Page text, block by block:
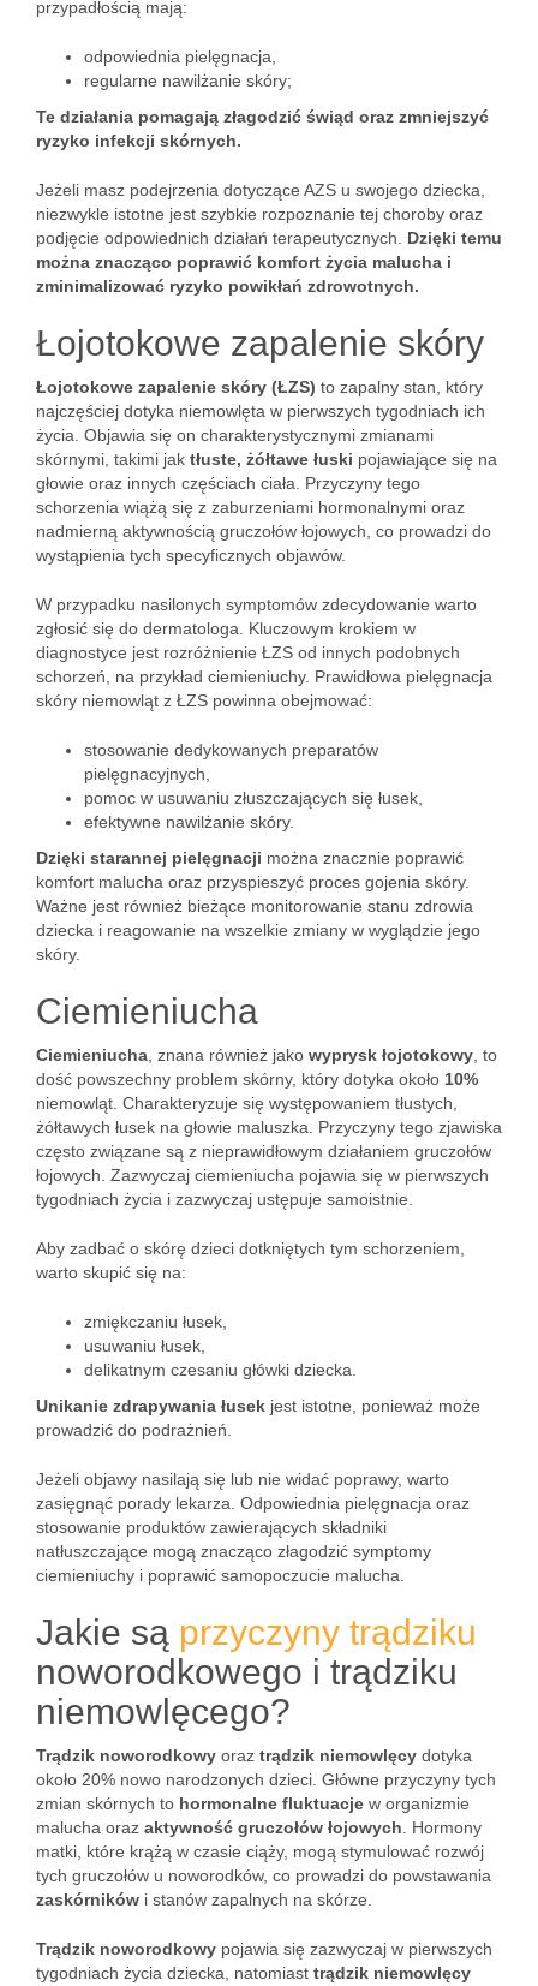
przypadłością mają:
odpowiednia pielęgnacja,
regularne nawilżanie skóry;
Te działania pomagają złagodzić świąd oraz zmniejszyć
ryzyko infekcji skórnych.
Jeżeli masz podejrzenia dotyczące AZS u swojego dziecka,
niezwykle istotne jest szybkie rozpoznanie tej choroby oraz
podjęcie odpowiednich działań terapeutycznych. Dzięki temu
można znacząco poprawić komfort życia malucha i
zminimalizować ryzyko powikłań zdrowotnych.
Łojotokowe zapalenie skóry
Łojotokowe zapalenie skóry (ŁZS) to zapalny stan, który
najczęściej dotyka niemowlęta w pierwszych tygodniach ich
życia. Objawia się on charakterystycznymi zmianami
skórnymi, takimi jak tłuste, żółtawe łuski pojawiające się na
głowie oraz innych częściach ciała. Przyczyny tego
schorzenia wiążą się z zaburzeniami hormonalnymi oraz
nadmierną aktywnością gruczołów łojowych, co prowadzi do
wystąpienia tych specyficznych objawów.
W przypadku nasilonych symptomów zdecydowanie warto
zgłosić się do dermatologa. Kluczowym krokiem w
diagnostyce jest rozróżnienie ŁZS od innych podobnych
schorzeń, na przykład ciemieniuchy. Prawidłowa pielęgnacja
skóry niemowląt z ŁZS powinna obejmować:
stosowanie dedykowanych preparatów
pielęgnacyjnych,
pomoc w usuwaniu złuszczających się łusek,
efektywne nawilżanie skóry.
Dzięki starannej pielęgnacji można znacznie poprawić
komfort malucha oraz przyspieszyć proces gojenia skóry.
Ważne jest również bieżące monitorowanie stanu zdrowia
dziecka i reagowanie na wszelkie zmiany w wyglądzie jego
skóry.
Ciemieniucha
Ciemieniucha , znana również jako wyprysk łojotokowy , to
dość powszechny problem skórny, który dotyka około 10%
niemowląt. Charakteryzuje się występowaniem tłustych,
żółtawych łusek na głowie maluszka. Przyczyny tego zjawiska
często związane są z nieprawidłowym działaniem gruczołów
łojowych. Zazwyczaj ciemieniucha pojawia się w pierwszych
tygodniach życia i zazwyczaj ustępuje samoistnie.
Aby zadbać o skórę dzieci dotkniętych tym schorzeniem,
warto skupić się na:
zmiękczaniu łusek,
usuwaniu łusek,
delikatnym czesaniu główki dziecka.
Unikanie zdrapywania łusek jest istotne, ponieważ może
prowadzić do podrażnień.
Jeżeli objawy nasilają się lub nie widać poprawy, warto
zasięgnąć porady lekarza. Odpowiednia pielęgnacja oraz
stosowanie produktów zawierających składniki
natłuszczające mogą znacząco złagodzić symptomy
ciemieniuchy i poprawić samopoczucie malucha.
Jakie są przyczyny trądziku
noworodkowego i trądziku
niemowlęcego?
Trądzik noworodkowy oraz trądzik niemowlęcy dotyka
około 20% nowo narodzonych dzieci. Główne przyczyny tych
zmian skórnych to hormonalne fluktuacje w organizmie
malucha oraz aktywność gruczołów łojowych . Hormony
matki, które krążą w czasie ciąży, mogą stymulować rozwój
tych gruczołów u noworodków, co prowadzi do powstawania
zaskórników i stanów zapalnych na skórze.
Trądzik noworodkowy pojawia się zazwyczaj w pierwszych
tygodniach życia dziecka, natomiast trądzik niemowlęcy